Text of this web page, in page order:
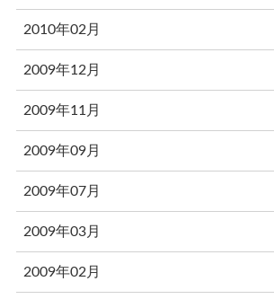
2010年02月
2009年12月
2009年11月
2009年09月
2009年07月
2009年03月
2009年02月